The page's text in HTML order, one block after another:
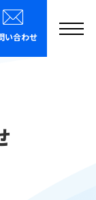
い合わせ メニ